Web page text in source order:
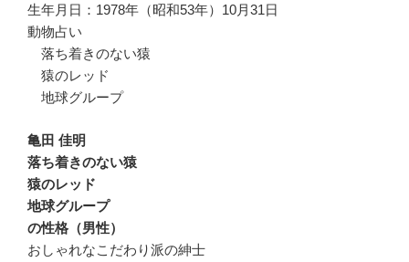
生年月日：1978年（昭和53年）10月31日
動物占い
落ち着きのない猿
猿のレッド
地球グループ
亀田 佳明
落ち着きのない猿
猿のレッド
地球グループ
の性格（男性）
おしゃれなこだわり派の紳士